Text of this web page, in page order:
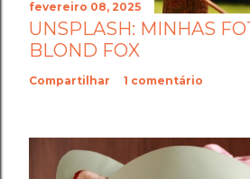
fevereiro 08, 2025
UNSPLASH: MINHAS
BLOND FOX
Compartilhar 1 comentário